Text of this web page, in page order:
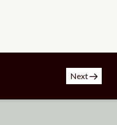
Next